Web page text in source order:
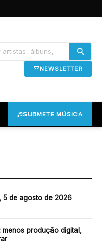
NEWSLETTER
SUBMETE MÚSICA
5 de agosto de 2026
menos produção digital,